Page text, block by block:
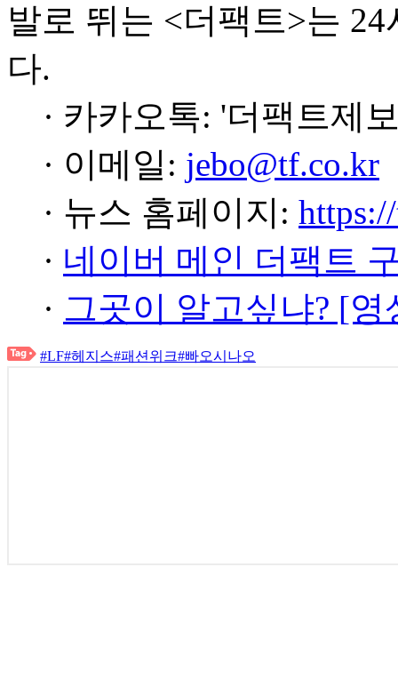
발로 뛰는 <더팩트>는
다.
· 카카오톡: '더팩트제
· 이메일: jebo@tf.co.kr
· 뉴스 홈페이지:
· 네이버 메인 더팩트
· 그곳이 알고싶냐? [
#LF#헤지스#패션위크#빠오시나오